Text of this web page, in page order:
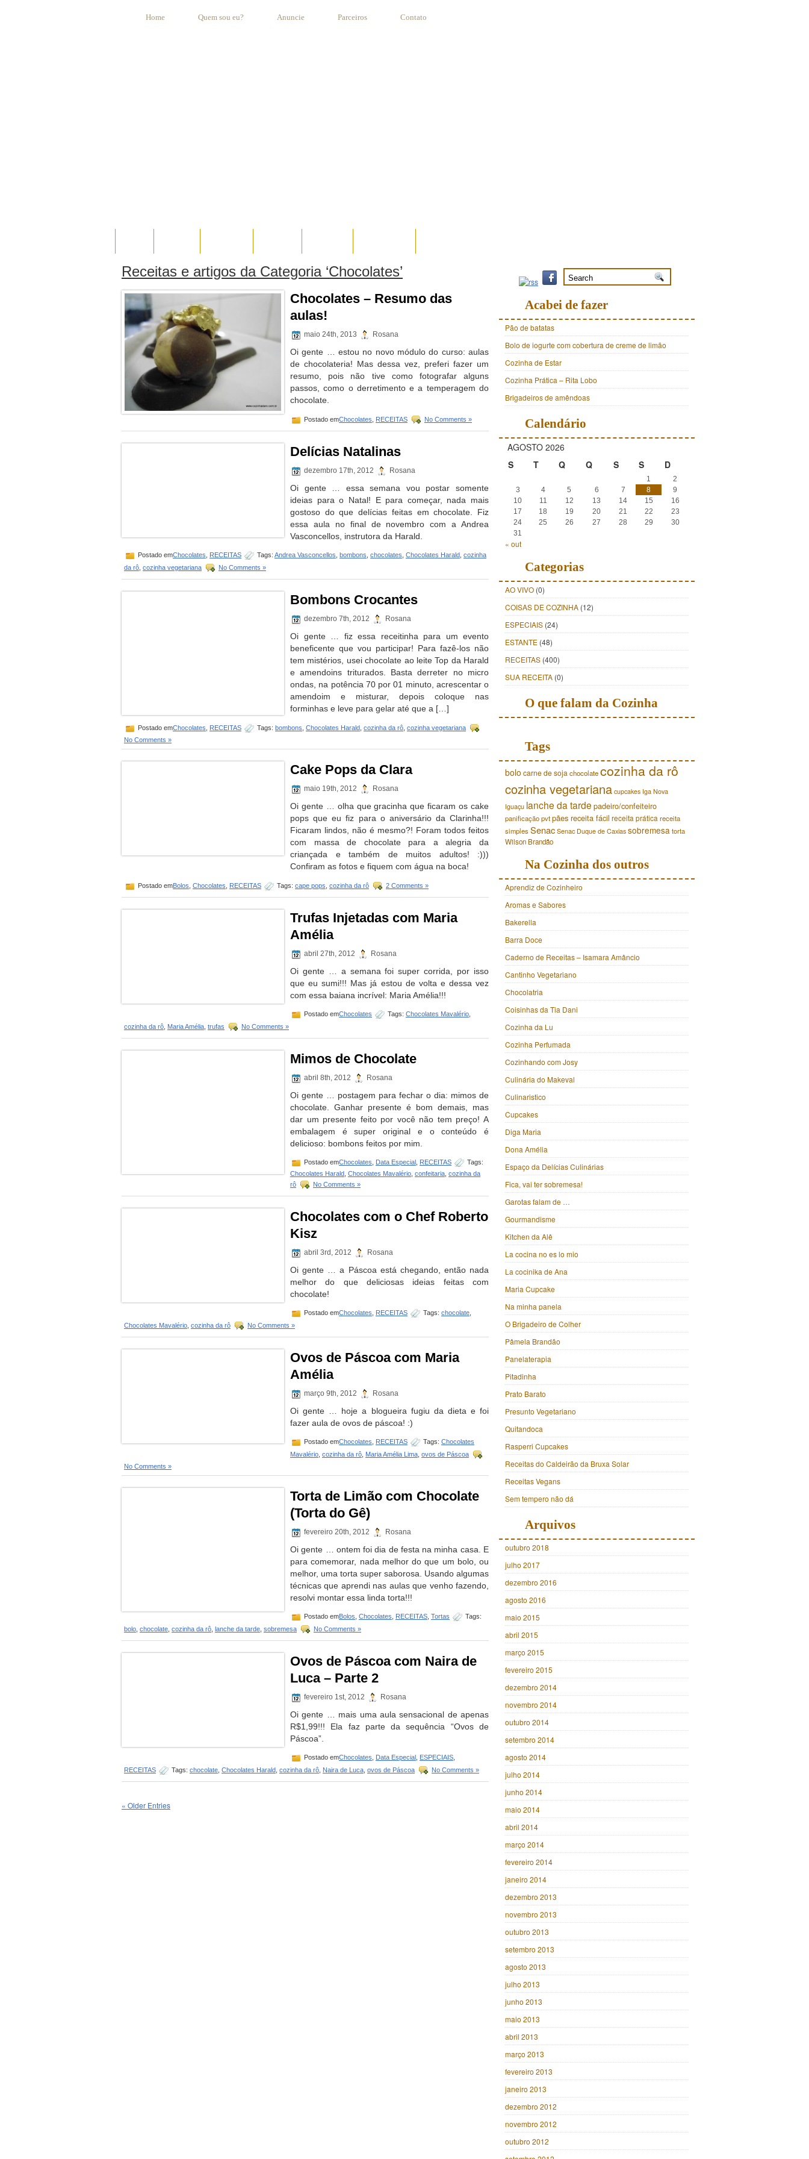
Home Quem sou eu? Anuncie Parceiros Contato
Receitas e artigos da Categoria ‘Chocolates’
Chocolates – Resumo das
aulas!
maio 24th, 2013 Rosana
Oi gente … estou no novo módulo do curso: aulas
de chocolateria! Mas dessa vez, preferi fazer um
resumo, pois não tive como fotografar alguns
passos, como o derretimento e a temperagem do
chocolate.
Postado emChocolates RECEITAS No Comments »
Delícias Natalinas
dezembro 17th, 2012 Rosana
Oi gente … essa semana vou postar somente
ideias para o Natal! E para começar, nada mais
gostoso do que delícias feitas em chocolate. Fiz
essa aula no final de novembro com a Andrea
Vasconcellos, instrutora da Harald.
Postado emChocolates RECEITAS Tags: Andrea Vasconcellos bombons chocolates Chocolates Harald cozinha
da rô cozinha vegetariana No Comments »
Bombons Crocantes
dezembro 7th, 2012 Rosana
Oi gente … fiz essa receitinha para um evento
beneficente que vou participar! Para fazê-los não
tem mistérios, usei chocolate ao leite Top da Harald
e amendoins triturados. Basta derreter no micro
ondas, na potência 70 por 01 minuto, acrescentar o
amendoim e misturar, depois coloque nas
forminhas e leve para gelar até que a […]
Postado emChocolates RECEITAS Tags: bombons Chocolates Harald cozinha da rô cozinha vegetariana
No Comments »
Cake Pops da Clara
maio 19th, 2012 Rosana
Oi gente … olha que gracinha que ficaram os cake
pops que eu fiz para o aniversário da Clarinha!!!
Ficaram lindos, não é mesmo?! Foram todos feitos
com massa de chocolate para a alegria da
criançada e também de muitos adultos! :)))
Confiram as fotos e fiquem com água na boca!
Postado emBolos Chocolates RECEITAS Tags: cape pops cozinha da rô 2 Comments »
Trufas Injetadas com Maria
Amélia
abril 27th, 2012 Rosana
Oi gente … a semana foi super corrida, por isso
que eu sumi!!! Mas já estou de volta e dessa vez
com essa baiana incrível: Maria Amélia!!!
Postado emChocolates Tags: Chocolates Mavalério
cozinha da rô Maria Amélia trufas No Comments »
Mimos de Chocolate
abril 8th, 2012 Rosana
Oi gente … postagem para fechar o dia: mimos de
chocolate. Ganhar presente é bom demais, mas
dar um presente feito por você não tem preço! A
embalagem é super original e o conteúdo é
delicioso: bombons feitos por mim.
Postado emChocolates Data Especial RECEITAS
Tags:
Chocolates Harald Chocolates Mavalério confeitaria cozinha da
rô
No Comments »
Chocolates com o Chef Roberto
Kisz
abril 3rd, 2012 Rosana
Oi gente … a Páscoa está chegando, então nada
melhor do que deliciosas ideias feitas com
chocolate!
Postado emChocolates RECEITAS Tags: chocolate
Chocolates Mavalério cozinha da rô No Comments »
Ovos de Páscoa com Maria
Amélia
março 9th, 2012 Rosana
Oi gente … hoje a blogueira fugiu da dieta e foi
fazer aula de ovos de páscoa! :)
Postado emChocolates RECEITAS Tags: Chocolates
Mavalério cozinha da rô Maria Amélia Lima ovos de Páscoa
No Comments »
Torta de Limão com Chocolate
(Torta do Gê)
fevereiro 20th, 2012 Rosana
Oi gente … ontem foi dia de festa na minha casa. E
para comemorar, nada melhor do que um bolo, ou
melhor, uma torta super saborosa. Usando algumas
técnicas que aprendi nas aulas que venho fazendo,
resolvi montar essa linda torta!!!
Postado emBolos Chocolates RECEITAS Tortas
Tags:
bolo chocolate cozinha da rô lanche da tarde sobremesa No Comments »
Ovos de Páscoa com Naira de
Luca – Parte 2
fevereiro 1st, 2012 Rosana
Oi gente … mais uma aula sensacional de apenas
R$1,99!!! Ela faz parte da sequência “Ovos de
Páscoa”.
Postado emChocolates Data Especial ESPECIAIS
RECEITAS
Tags: chocolate Chocolates Harald cozinha da rô Naira de Luca ovos de Páscoa No Comments »
« Older Entries
Acabei de fazer
Pão de batatas
Bolo de iogurte com cobertura de creme de limão
Cozinha de Estar
Cozinha Prática – Rita Lobo
Brigadeiros de amêndoas
Calendário
AGOSTO 2026
S
T Q Q S S D
1
2
3
4 5 6 7 8
9
10
11 12 13 14 15
16
17
18 19 20 21 22
23
24
25 26 27 28 29
30
31
« out
Categorias
AO VIVO (0)
COISAS DE COZINHA (12)
ESPECIAIS (24)
ESTANTE (48)
RECEITAS (400)
SUA RECEITA (0)
O que falam da Cozinha
Tags
bolo carne de soja chocolatecozinha da rô
cozinha vegetariana cupcakes Iga Nova
Iguaçu lanche da tarde padeiro/confeiteiro
panificaçãopvtpães receita fácil receita prática receita
simplesSenac Senac Duque de Caxias sobremesatorta
Wilson Brandão
Na Cozinha dos outros
Aprendiz de Cozinheiro
Aromas e Sabores
Bakerella
Barra Doce
Caderno de Receitas – Isamara Amâncio
Cantinho Vegetariano
Chocolatria
Coisinhas da Tia Dani
Cozinha da Lu
Cozinha Perfumada
Cozinhando com Josy
Culinária do Makeval
Culinaristico
Cupcakes
Diga Maria
Dona Amélia
Espaço da Delícias Culinárias
Fica, vai ter sobremesa!
Garotas falam de …
Gourmandisme
Kitchen da Alê
La cocina no es lo mio
La cocinika de Ana
Maria Cupcake
Na minha panela
O Brigadeiro de Colher
Pâmela Brandão
Panelaterapia
Pitadinha
Prato Barato
Presunto Vegetariano
Quitandoca
Rasperri Cupcakes
Receitas do Caldeirão da Bruxa Solar
Receitas Vegans
Sem tempero não dá
Arquivos
outubro 2018
julho 2017
dezembro 2016
agosto 2016
maio 2015
abril 2015
março 2015
fevereiro 2015
dezembro 2014
novembro 2014
outubro 2014
setembro 2014
agosto 2014
julho 2014
junho 2014
maio 2014
abril 2014
março 2014
fevereiro 2014
janeiro 2014
dezembro 2013
novembro 2013
outubro 2013
setembro 2013
agosto 2013
julho 2013
junho 2013
maio 2013
abril 2013
março 2013
fevereiro 2013
janeiro 2013
dezembro 2012
novembro 2012
outubro 2012